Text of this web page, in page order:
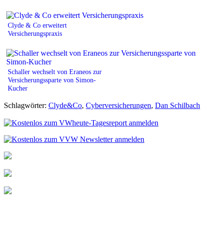
Clyde & Co erweitert
Versicherungspraxis
Schaller wechselt von Eraneos zur
Versicherungssparte von Simon-
Kucher
Schlagwörter: Clyde&Co, Cyberversicherungen, Dan Schilbach